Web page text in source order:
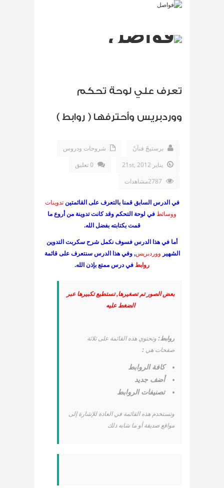
تعرف علي لوحة تحكم
ووردبريس وأحترفها ( روابط )
برستيجً فنآنً
شروحات ودروس
يناير 21st, 2012
0 تعليق
في الدرس السابق قمنا بالتعرف على القائمتين تدوينات
ووسائط في لوحة التحكم وقد كانت تدوينة من أروع ما
قمت بكتابته بفضل الله.
أما في هذا الدرس فسوف نكمل شرح سكربت التدوين
الشهير ووردبريس, وفي هذا الدرس سنتعرف على قائمة
روابط في درس ممتع بإذن الله.
بعض الصور تم تصغيرها, تستطيع تكبيرها عبر
الضغط عليه
روابط: وتحتوي هذه القائمة على ثلاثة
صفحات هي :
كافة الروابط
أضف جديد
تصنيفات الروابط
وتستخدم هذه القائمة في العادة للإشارة إلى
مواقع صديقة أو ما شابه ذلك